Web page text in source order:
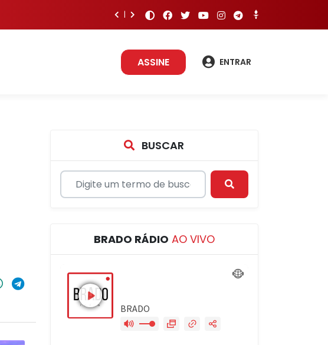
ASSINE ENTRAR
BUSCAR
BRADO RÁDIO AO VIVO